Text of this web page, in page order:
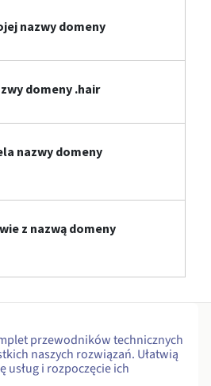
nazwy domeny
domeny .hair
nazwy domeny
z nazwą domeny
przewodników technicznych
naszych rozwiązań. Ułatwią
usług i rozpoczęcie ich